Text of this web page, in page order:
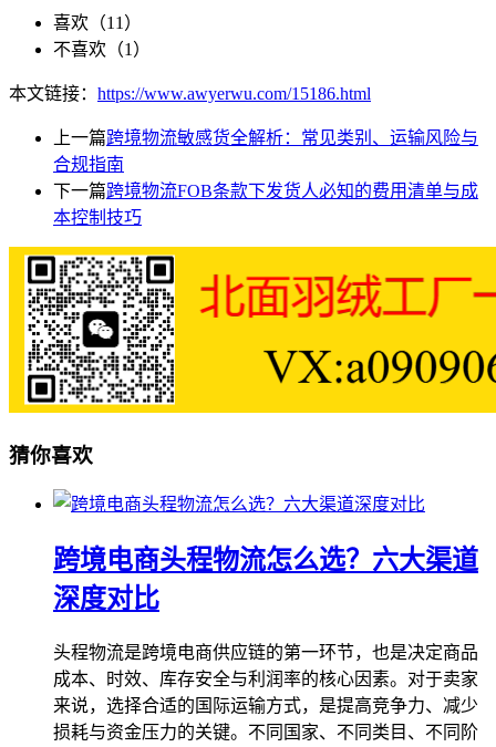
喜欢（11 ）
不喜欢（1 ）
本文链接： https://www.awyerwu.com/15186.html
上一篇跨境物流敏感货全解析：常见类别、运输风险与
合规指南
下一篇跨境物流FOB条款下发货人必知的费用清单与成
本控制技巧
猜你喜欢
跨境电商头程物流怎么选？六大渠道
深度对比
头程物流是跨境电商供应链的第一环节，也是决定商品
成本、时效、库存安全与利润率的核心因素。对于卖家
来说，选择合适的国际运输方式，是提高竞争力、减少
损耗与资金压力的关键。不同国家、不同类目、不同阶